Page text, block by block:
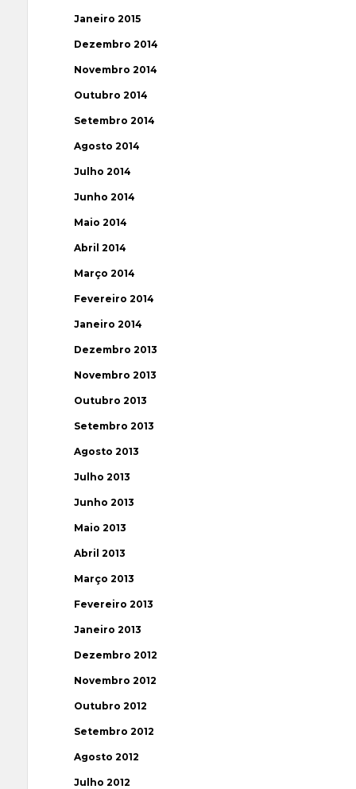
Janeiro 2015
Dezembro 2014
Novembro 2014
Outubro 2014
Setembro 2014
Agosto 2014
Julho 2014
Junho 2014
Maio 2014
Abril 2014
Março 2014
Fevereiro 2014
Janeiro 2014
Dezembro 2013
Novembro 2013
Outubro 2013
Setembro 2013
Agosto 2013
Julho 2013
Junho 2013
Maio 2013
Abril 2013
Março 2013
Fevereiro 2013
Janeiro 2013
Dezembro 2012
Novembro 2012
Outubro 2012
Setembro 2012
Agosto 2012
Julho 2012